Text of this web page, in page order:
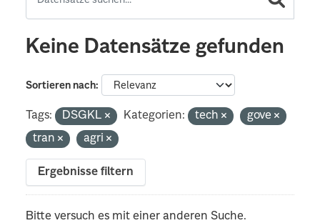
Keine Datensätze gefunden
Sortieren nach
Tags: DSGKL Kategorien: tech
gove
tran
agri
Ergebnisse filtern
Bitte versuch es mit einer anderen Suche.